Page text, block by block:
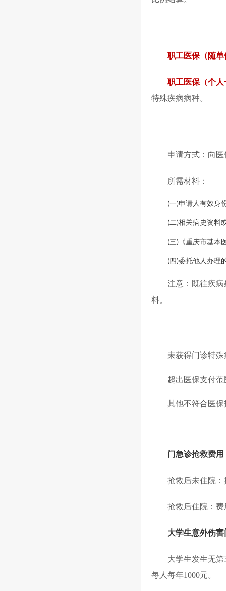
职工医保（随单
职工医保（个人
特殊疾病病种。
申请方式：向
所需材料：
(一)申请人有效身
( 二 )相关病史资料
(三) 《重庆市基本
( 四 )委托他人办理
注意：既往疾
料。
未获得门诊特
超出医保支付
其他不符合医
门急诊抢救费用
抢救后未住院
抢救后住院：
大学生意外伤害
大学生发生无
每人每年1000元。